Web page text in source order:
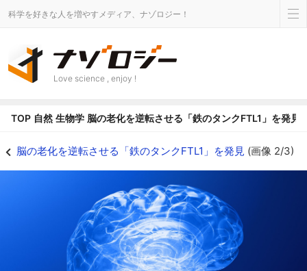
科学を好きな人を増やすメディア、ナゾロジー！
Love science , enjoy !
TOP 自然 生物学 脳の老化を逆転させる「鉄のタンクFTL1」を発見
脳の老化を逆転させる「鉄のタンクFTL1」を発見 (画像 2/3)